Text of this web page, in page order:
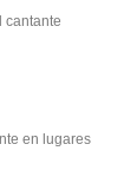
cantante
en lugares